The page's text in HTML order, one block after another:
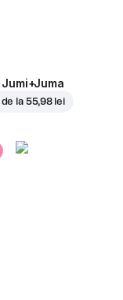
Jumi+Juma
de la 55,98 lei